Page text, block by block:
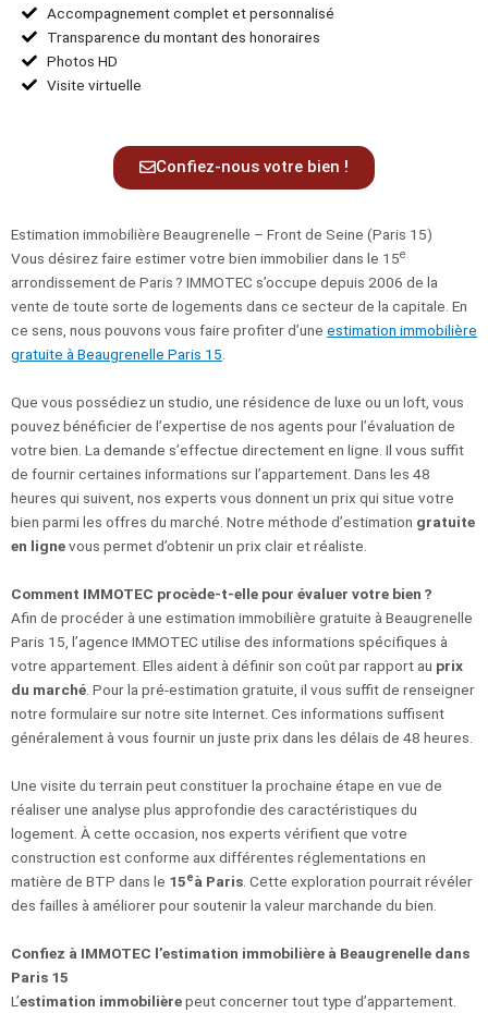
Accompagnement complet et personnalisé
Transparence du montant des honoraires
Photos HD
Visite virtuelle
Confiez-nous votre bien !
Estimation immobilière Beaugrenelle – Front de Seine (Paris 15)
Vous désirez faire estimer votre bien immobilier dans le 15e
arrondissement de Paris ? IMMOTEC s’occupe depuis 2006 de la
vente de toute sorte de logements dans ce secteur de la capitale. En
ce sens, nous pouvons vous faire profiter d’une estimation immobilière
gratuite à Beaugrenelle Paris 15.
Que vous possédiez un studio, une résidence de luxe ou un loft, vous
pouvez bénéficier de l’expertise de nos agents pour l’évaluation de
votre bien. La demande s’effectue directement en ligne. Il vous suffit
de fournir certaines informations sur l’appartement. Dans les 48
heures qui suivent, nos experts vous donnent un prix qui situe votre
bien parmi les offres du marché. Notre méthode d’estimation gratuite
en lignevous permet d’obtenir un prix clair et réaliste.
Comment IMMOTEC procède-t-elle pour évaluer votre bien ?
Afin de procéder à une estimation immobilière gratuite à Beaugrenelle
Paris 15, l’agence IMMOTEC utilise des informations spécifiques à
votre appartement. Elles aident à définir son coût par rapport au prix
du marché. Pour la pré-estimation gratuite, il vous suffit de renseigner
notre formulaire sur notre site Internet. Ces informations suffisent
généralement à vous fournir un juste prix dans les délais de 48 heures.
Une visite du terrain peut constituer la prochaine étape en vue de
réaliser une analyse plus approfondie des caractéristiques du
logement. À cette occasion, nos experts vérifient que votre
construction est conforme aux différentes réglementations en
matière de BTP dans le 15eà Paris . Cette exploration pourrait révéler
des failles à améliorer pour soutenir la valeur marchande du bien.
Confiez à IMMOTEC l’estimation immobilière à Beaugrenelle dans
Paris 15
L’estimation immobilièrepeut concerner tout type d’appartement.